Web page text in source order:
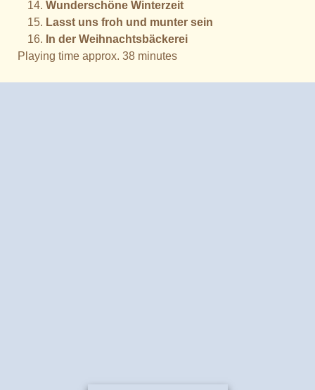
Wunderschöne Winterzeit
Lasst uns froh und munter sein
In der Weihnachtsbäckerei
Playing time approx. 38 minutes